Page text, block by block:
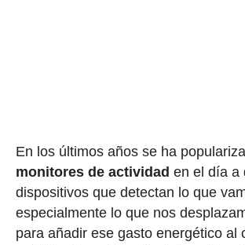
En los últimos años se ha
monitores de actividad en el día a
dispositivos que detectan lo que
especialmente lo que nos
para añadir ese gasto energético al